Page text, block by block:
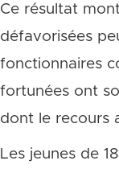
Ce résultat
défavorisées
fonctionnaires
fortunées ont
dont le recours
Les jeunes de